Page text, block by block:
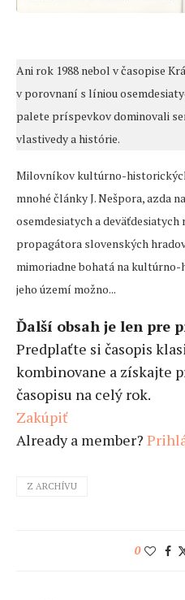
Ani rok 1988 nebol v časopise
v porovnaní s líniou
palete príspevkov dominovali
vlastivedy a histórie.
Milovníkov kultúrno-
mnohé články J. Nešpora, azda
osemdesiatych a
propagátora slovenských
mimoriadne bohatá na
jeho území možno...
Ďalší obsah je len pre
Predplaťte si časopis
kombinovane a získajte
časopisu na celý rok.
Zakúpiť
Already a member?
Z ARCHÍVU
0